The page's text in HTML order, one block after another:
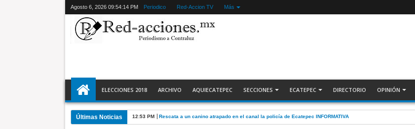
Agosto 6, 2026 09:54:15 PM Periodico Red-Accion TV Más
ELECCIONES 2018 ARCHIVO AQUIECATEPEC SECCIONES ECATEPEC DIRECTORIO OPINIÓN
Últimas Noticias 12:53 PM Rescata a un canino atrapado en el canal la policía de Ecatepec INFORMATIVA